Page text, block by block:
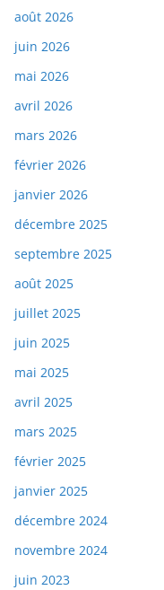
août 2026
juin 2026
mai 2026
avril 2026
mars 2026
février 2026
janvier 2026
décembre 2025
septembre 2025
août 2025
juillet 2025
juin 2025
mai 2025
avril 2025
mars 2025
février 2025
janvier 2025
décembre 2024
novembre 2024
juin 2023